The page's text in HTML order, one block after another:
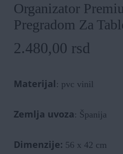
Organizator
Pregradom Za
2.480,00 rsd
Materijal : pvc vinil
Zemlja uvoza : Španija
Dimenzije: 56 x 42 cm